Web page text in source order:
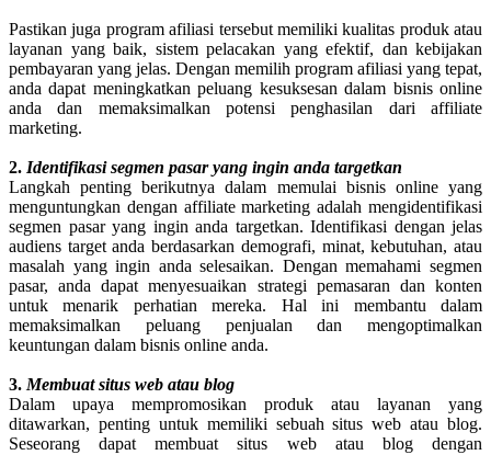
Pastikan juga program afiliasi tersebut memiliki kualitas produk atau
layanan yang baik, sistem pelacakan yang efektif, dan kebijakan
pembayaran yang jelas. Dengan memilih program afiliasi yang tepat,
anda dapat meningkatkan peluang kesuksesan dalam bisnis online
anda dan memaksimalkan potensi penghasilan dari affiliate
marketing.
2. Identifikasi segmen pasar yang ingin anda targetkan
Langkah penting berikutnya dalam memulai bisnis online yang
menguntungkan dengan affiliate marketing adalah mengidentifikasi
segmen pasar yang ingin anda targetkan. Identifikasi dengan jelas
audiens target anda berdasarkan demografi, minat, kebutuhan, atau
masalah yang ingin anda selesaikan. Dengan memahami segmen
pasar, anda dapat menyesuaikan strategi pemasaran dan konten
untuk menarik perhatian mereka. Hal ini membantu dalam
memaksimalkan peluang penjualan dan mengoptimalkan
keuntungan dalam bisnis online anda.
3. Membuat situs web atau blog
Dalam upaya mempromosikan produk atau layanan yang
ditawarkan, penting untuk memiliki sebuah situs web atau blog.
Seseorang dapat membuat situs web atau blog dengan